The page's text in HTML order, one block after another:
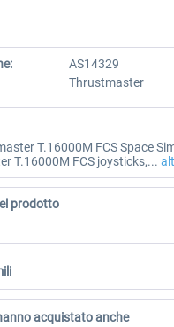
AS14329
Thrustmaster
T.16000M FCS Space
T.16000M FCS joysticks,...
prodotto
acquistato anche